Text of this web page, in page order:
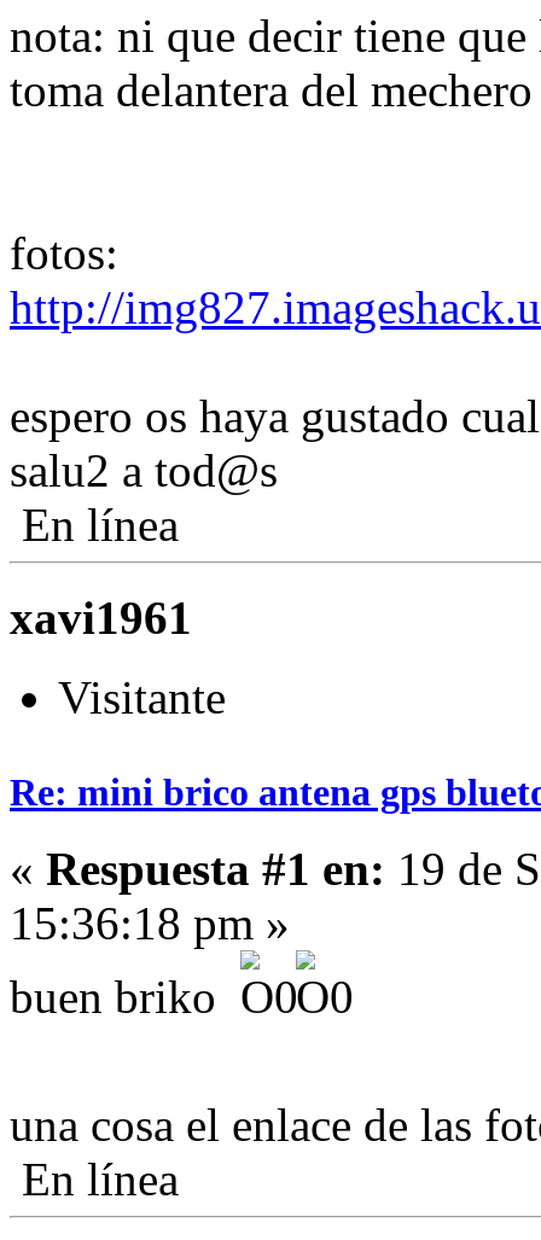
nota: ni que decir tiene
toma delantera del mechero
fotos:
http://
espero os haya gustado
salu2 a tod@s
En línea
xavi1961
Visitante
Re: mini brico antena gps
« Respuesta #1 en: 19 de
15:36:18 pm »
buen briko
una cosa el enlace de las
En línea